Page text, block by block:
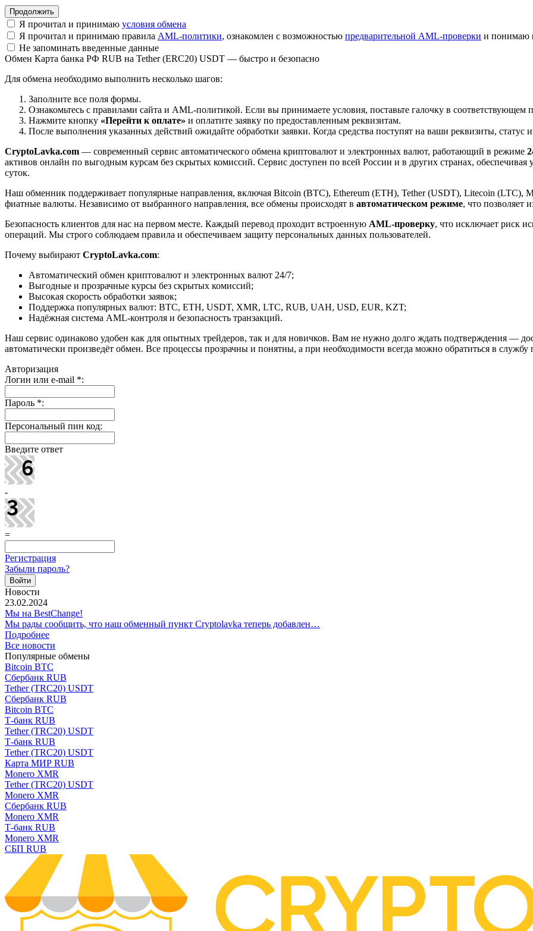
Я прочитал и принимаю условия обмена
Я прочитал и принимаю правила AML-политики, ознакомлен с возможностью предварительной AML-проверки и понимаю
Не запоминать введенные данные
Обмен Карта банка РФ RUB на Tether (ERC20) USDT — быстро и безопасно
Для обмена необходимо выполнить несколько шагов:
Заполните все поля формы.
Ознакомьтесь с правилами сайта и AML-политикой. Если вы принимаете условия, поставьте галочку в соответствующем
Нажмите кнопку «Перейти к оплате» и оплатите заявку по предоставленным реквизитам.
После выполнения указанных действий ожидайте обработки заявки. Когда средства поступят на ваши реквизиты, статус
CryptoLavka.com — современный сервис автоматического обмена криптовалют и электронных валют, работающий в режиме
активов онлайн по выгодным курсам без скрытых комиссий. Сервис доступен по всей России и в других странах,
суток.
Наш обменник поддерживает популярные направления, включая Bitcoin (BTC), Ethereum (ETH), Tether (USDT), Litecoin (LTC),
фиатные валюты. Независимо от выбранного направления, все обмены происходят в автоматическом режиме, что позволяет
Безопасность клиентов для нас на первом месте. Каждый перевод проходит встроенную AML-проверку, что исключает риск
операций. Мы строго соблюдаем правила и обеспечиваем защиту персональных данных пользователей.
Почему выбирают CryptoLavka.com:
Автоматический обмен криптовалют и электронных валют 24/7;
Выгодные и прозрачные курсы без скрытых комиссий;
Высокая скорость обработки заявок;
Поддержка популярных валют: BTC, ETH, USDT, XMR, LTC, RUB, UAH, USD, EUR, KZT;
Надёжная система AML-контроля и безопасность транзакций.
Наш сервис одинаково удобен как для опытных трейдеров, так и для новичков. Вам не нужно долго ждать подтверждения —
автоматически произведёт обмен. Все процессы прозрачны и понятны, а при необходимости всегда можно обратиться в службу
Авторизация
Логин или e-mail *:
Пароль *:
Персональный пин код:
Введите ответ
-
=
Регистрация
Забыли пароль?
Новости
23.02.2024
Мы на BestChange!
Мы рады сообщить, что наш обменный пункт Cryptolavka теперь добавлен…
Подробнее
Все новости
Популярные обмены
Bitcoin BTC
Сбербанк RUB
Tether (TRC20) USDT
Сбербанк RUB
Bitcoin BTC
Т-банк RUB
Tether (TRC20) USDT
Т-банк RUB
Tether (TRC20) USDT
Карта МИР RUB
Monero XMR
Tether (TRC20) USDT
Monero XMR
Сбербанк RUB
Monero XMR
Т-банк RUB
Monero XMR
СБП RUB